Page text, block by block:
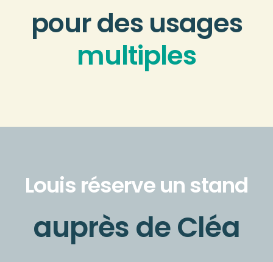
pour des usages
multiples
Louis réserve un stand
auprès de Cléa